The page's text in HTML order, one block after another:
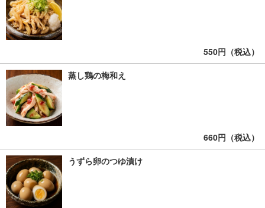
550円（税込）
蒸し鶏の梅和え
660円（税込）
うずら卵のつゆ漬け